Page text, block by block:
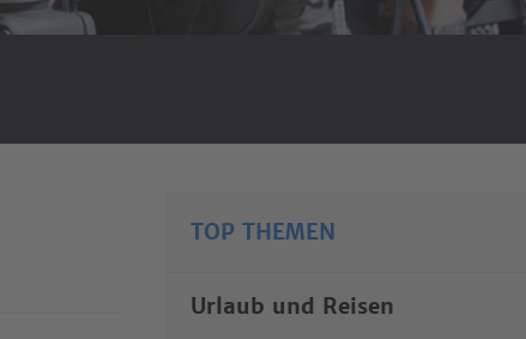
TOP THEMEN
Urlaub und Reisen